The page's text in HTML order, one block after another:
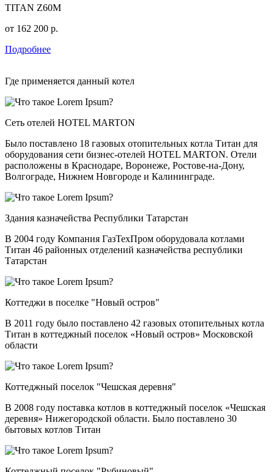
TITAN Z60M
от 162 200 р.
Подробнее
Где применяется данный котел
Сеть отелей HOTEL MARTON
Было поставлено 18 газовых отопительных котла Титан для
оборудования сети бизнес-отелей HOTEL MARTON. Отели
расположены в Краснодаре, Воронеже, Ростове-на-Дону,
Волгограде, Нижнем Новгороде и Калининграде.
Здания казначейства Республики Татарстан
В 2004 году Компания ГазТехПром оборудовала котлами
Титан 46 районных отделений казначейства республики
Татарстан
Коттеджи в поселке "Новый остров"
В 2011 году было поставлено 42 газовых отопительных котла
Титан в коттеджный поселок «Новый остров» Московской
области
Коттеджный поселок "Чешская деревня"
В 2008 году поставка котлов в коттеджный поселок «Чешская
деревня» Нижегородской области. Было поставлено 30
бытовых котлов Титан